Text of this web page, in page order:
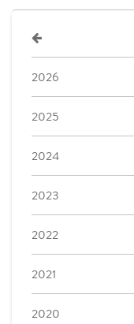
2026
2025
2024
2023
2022
2021
2020